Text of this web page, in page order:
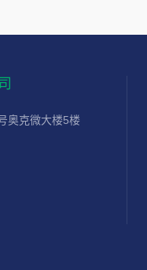
奥克微大楼5楼